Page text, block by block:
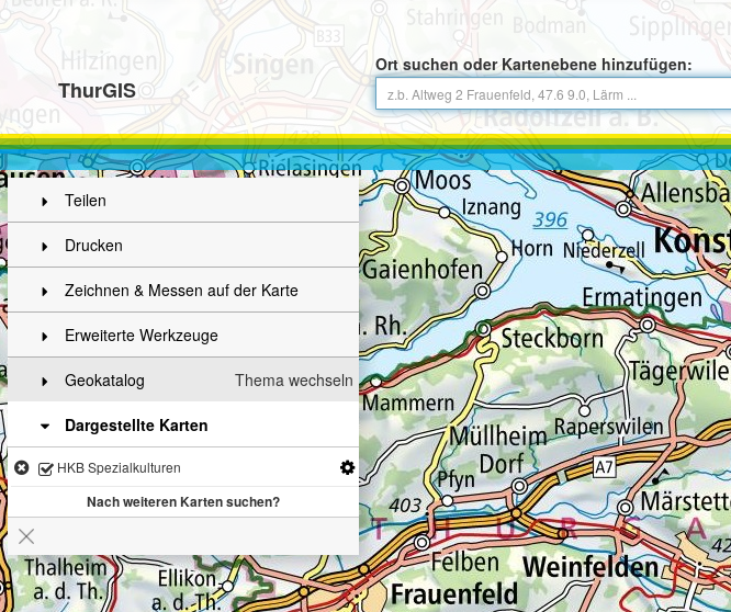
ThurGIS
Ort suchen oder Kartenebene hinzufügen:
Teilen
Drucken
Zeichnen & Messen auf der Karte
Erweiterte Werkzeuge
Thema wechseln
Geokatalog
Dargestellte Karten
HKB Spezialkulturen
Nach weiteren Karten suchen?